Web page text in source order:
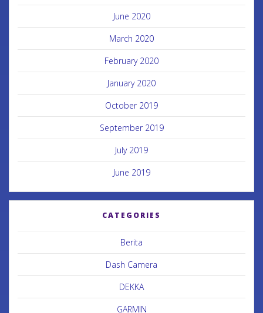
June 2020
March 2020
February 2020
January 2020
October 2019
September 2019
July 2019
June 2019
CATEGORIES
Berita
Dash Camera
DEKKA
GARMIN